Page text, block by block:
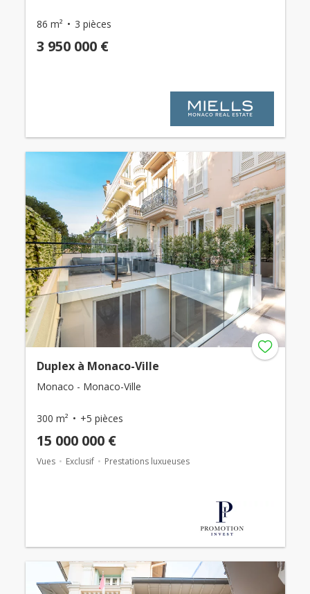
86 m² 3 pièces
3 950 000 €
Duplex à Monaco-Ville
Monaco - Monaco-Ville
300 m² +5 pièces
15 000 000 €
Vues Exclusif Prestations luxueuses